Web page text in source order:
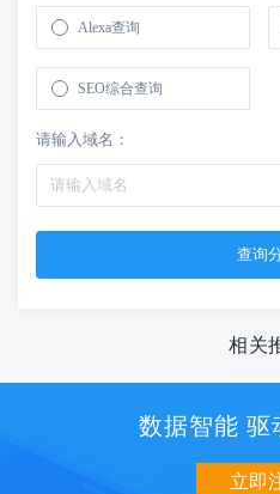
Alexa查询
SEO综合查询
请输入域名：
相关
数据智能 驱
立即